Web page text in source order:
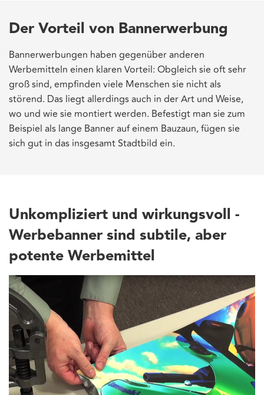
Der Vorteil von Bannerwerbung
Bannerwerbungen haben gegenüber anderen
Werbemitteln einen klaren Vorteil: Obgleich sie oft sehr
groß sind, empfinden viele Menschen sie nicht als
störend. Das liegt allerdings auch in der Art und Weise,
wo und wie sie montiert werden. Befestigt man sie zum
Beispiel als lange Banner auf einem Bauzaun, fügen sie
sich gut in das insgesamt Stadtbild ein.
Unkompliziert und wirkungsvoll -
Werbebanner sind subtile, aber
potente Werbemittel